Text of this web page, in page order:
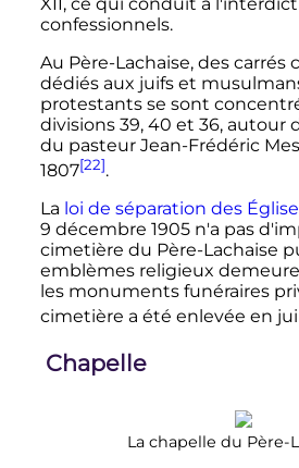
confessionnels.
Au Père-Lachaise, des carrés
dédiés aux juifs et
protestants se sont
divisions 39, 40 et 36, autour
du pasteur Jean-Frédéric
1807[22].
La loi de séparation des
9 décembre 1905n'a pas
cimetière du Père-Lachaise
emblèmes religieux
les monuments funéraires
cimetière a été enlevée en
Chapelle
La chapelle du Père-